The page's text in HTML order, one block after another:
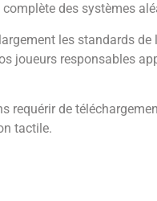
des systèmes
les standards
joueurs responsables
requérir de
tactile.